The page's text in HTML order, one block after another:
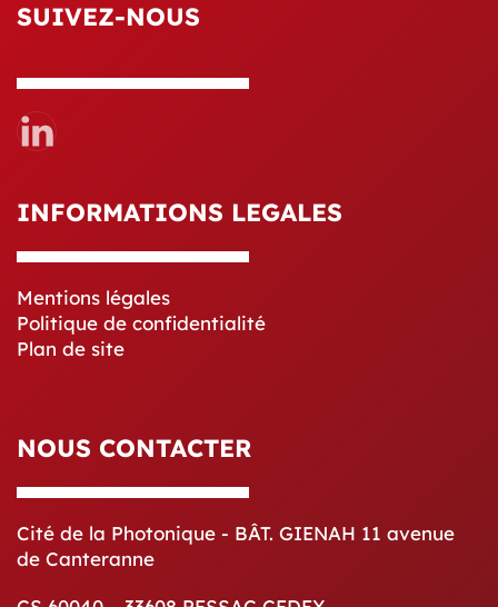
SUIVEZ-NOUS
INFORMATIONS LEGALES
Mentions légales
Politique de confidentialité
Plan de site
NOUS CONTACTER
Cité de la Photonique - BÂT. GIENAH 11 avenue
de Canteranne